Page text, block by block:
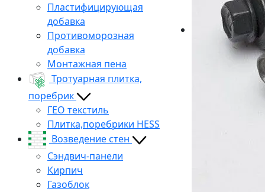
Пластифицирующая
добавка
Противоморозная
добавка
Монтажная пена
Тротуарная плитка,
поребрик
ГЕО текстиль
Плитка,поребрики HESS
Возведение стен
Сэндвич-панели
Кирпич
Газоблок